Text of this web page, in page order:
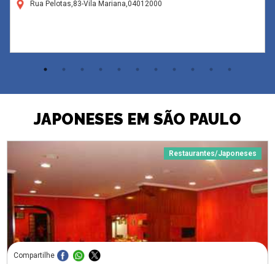
Rua Pelotas,83-Vila Mariana,04012000
JAPONESES EM SÃO PAULO
Restaurantes/Japoneses
Compartilhe